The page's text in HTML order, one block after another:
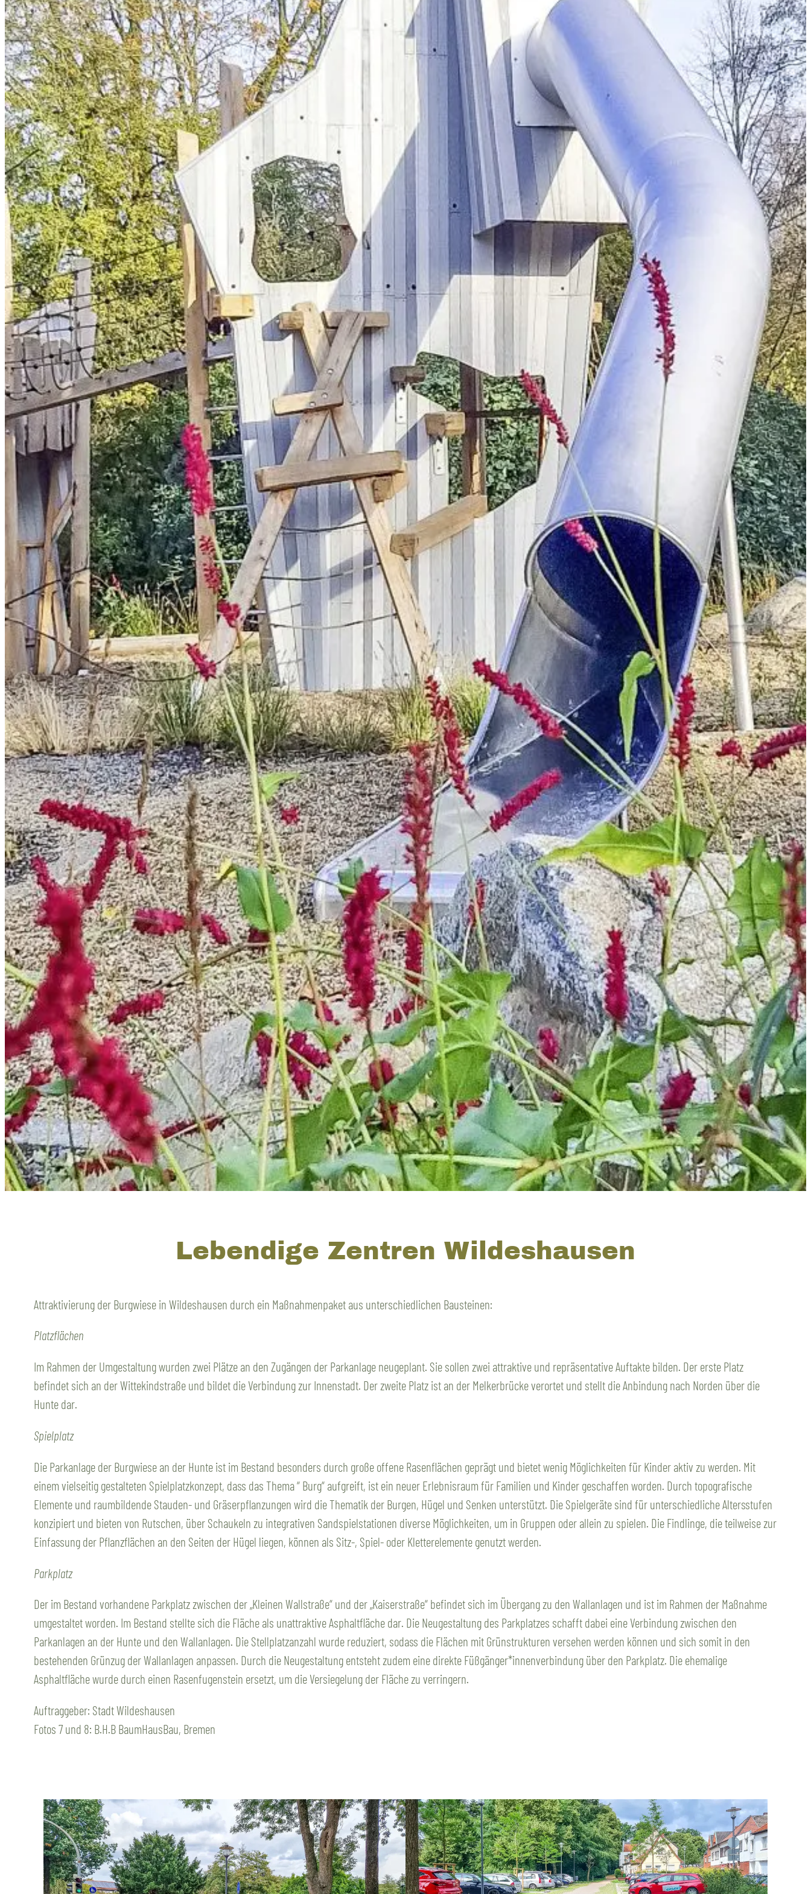
Lebendige Zentren Wildeshausen
Attraktivierung der Burgwiese in Wildeshausen durch ein Maßnahmenpaket aus unterschiedlichen Bausteinen:
Platzflächen
Im Rahmen der Umgestaltung wurden zwei Plätze an den Zugängen der Parkanlage neugeplant. Sie sollen zwei attraktive und repräsentative Auftakte bilden. Der erste Platz
befindet sich an der Wittekindstraße und bildet die Verbindung zur Innenstadt. Der zweite Platz ist an der Melkerbrücke verortet und stellt die Anbindung nach Norden über die
Hunte dar.
Spielplatz
Die Parkanlage der Burgwiese an der Hunte ist im Bestand besonders durch große offene Rasenflächen geprägt und bietet wenig Möglichkeiten für Kinder aktiv zu werden. Mit
einem vielseitig gestalteten Spielplatzkonzept, dass das Thema “ Burg“ aufgreift, ist ein neuer Erlebnisraum für Familien und Kinder geschaffen worden. Durch topografische
Elemente und raumbildende Stauden- und Gräserpflanzungen wird die Thematik der Burgen, Hügel und Senken unterstützt. Die Spielgeräte sind für unterschiedliche Altersstufen
konzipiert und bieten von Rutschen, über Schaukeln zu integrativen Sandspielstationen diverse Möglichkeiten, um in Gruppen oder allein zu spielen. Die Findlinge, die teilweise zur
Einfassung der Pflanzflächen an den Seiten der Hügel liegen, können als Sitz-, Spiel- oder Kletterelemente genutzt werden.
Parkplatz
Der im Bestand vorhandene Parkplatz zwischen der „Kleinen Wallstraße“ und der „Kaiserstraße“ befindet sich im Übergang zu den Wallanlagen und ist im Rahmen der Maßnahme
umgestaltet worden. Im Bestand stellte sich die Fläche als unattraktive Asphaltfläche dar. Die Neugestaltung des Parkplatzes schafft dabei eine Verbindung zwischen den
Parkanlagen an der Hunte und den Wallanlagen. Die Stellplatzanzahl wurde reduziert, sodass die Flächen mit Grünstrukturen versehen werden können und sich somit in den
bestehenden Grünzug der Wallanlagen anpassen. Durch die Neugestaltung entsteht zudem eine direkte Füßgänger*innenverbindung über den Parkplatz. Die ehemalige
Asphaltfläche wurde durch einen Rasenfugenstein ersetzt, um die Versiegelung der Fläche zu verringern.
Auftraggeber: Stadt Wildeshausen
Fotos 7 und 8: B.H.B BaumHausBau, Bremen